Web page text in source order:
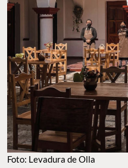
Foto: Levadura de Olla